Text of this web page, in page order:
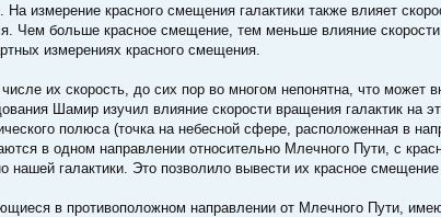
измерение красного смещения галактики также влияет
Чем больше красное смещение, тем меньше влияние
измерениях красного смещения.
их скорость, до сих пор во многом непонятна, что может
Шамир изучил влияние скорости вращения галактик на
полюса (точка на небесной сфере, расположенная в
в одном направлении относительно Млечного Пути, с
нашей галактики. Это позволило вывести их красное
в противоположном направлении от Млечного Пути,